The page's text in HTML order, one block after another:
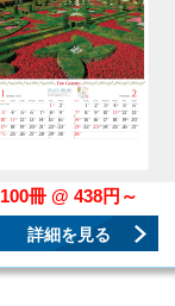
100冊 @ 438円～
詳細を見る